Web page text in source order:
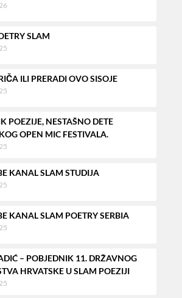
SLAM
ILI PRERADI OVO SISOJE
POEZIJE, NESTAŠNO DETE
OPEN MIC FESTIVALA.
KANAL SLAM STUDIJA
KANAL SLAM POETRY SERBIA
– POBJEDNIK 11. DRŽAVNOG
HRVATSKE U SLAM POEZIJI